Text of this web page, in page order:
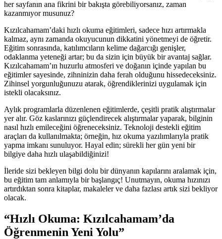
her sayfanın ana fikrini bir bakışta görebiliyorsanız, zaman
kazanmıyor musunuz?
Kızılcahamam’daki hızlı okuma eğitimleri, sadece hızı artırmakla
kalmaz, aynı zamanda okuyucunun dikkatini yönetmeyi de öğretir.
Eğitim sonrasında, katılımcıların kelime dağarcığı genişler,
odaklanma yeteneği artar; bu da sizin için büyük bir avantaj sağlar.
Kızılcahamam’ın huzurlu atmosferi ve doğanın içinde yapılan bu
eğitimler sayesinde, zihninizin daha ferah olduğunu hissedeceksiniz.
Zihinsel yorgunluğunuzu atarak, öğrendiklerinizi uygulamak için
istekli olacaksınız.
Aylık programlarla düzenlenen eğitimlerde, çeşitli pratik alıştırmalar
yer alır. Göz kaslarınızı güçlendirecek alıştırmalar yaparak, bilginin
nasıl hızlı emileceğini öğreneceksiniz. Teknoloji destekli eğitim
araçları da kullanılmakta; örneğin, hız okuma yazılımlarıyla pratik
yapma imkanı sunuluyor. Hayal edin; sürekli her gün yeni bir
bilgiye daha hızlı ulaşabildiğinizi!
İleride sizi bekleyen bilgi dolu bir dünyanın kapılarını aralamak için,
bu eğitim tam anlamıyla bir başlangıç! Unutmayın, okuma hızınızı
artırdıktan sonra kitaplar, makaleler ve daha fazlası artık sizi bekliyor
olacak.
“Hızlı Okuma: Kızılcahamam’da
Öğrenmenin Yeni Yolu”